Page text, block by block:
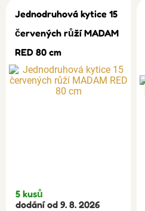
Jednodruhová kytice 15
červených růží MADAM
RED 80 cm
5 kusů
dodání od 9. 8. 2026